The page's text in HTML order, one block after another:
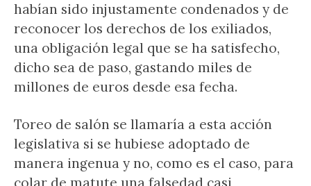
habían sido injustamente condenados y de
reconocer los derechos de los exiliados,
una obligación legal que se ha satisfecho,
dicho sea de paso, gastando miles de
millones de euros desde esa fecha.
Toreo de salón se llamaría a esta acción
legislativa si se hubiese adoptado de
manera ingenua y no, como es el caso, para
colar de matute una falsedad casi